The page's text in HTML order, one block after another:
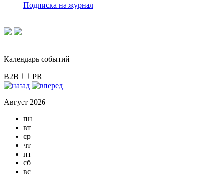
Подписка на журнал
Календарь событий
B2B PR
Август 2026
пн
вт
ср
чт
пт
сб
вс